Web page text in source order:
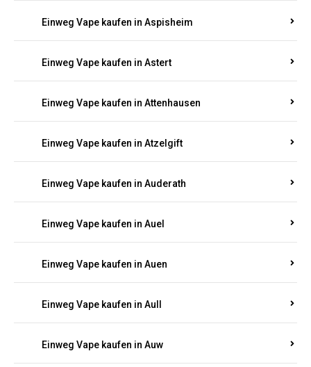
Einweg Vape kaufen in Aspisheim
Einweg Vape kaufen in Astert
Einweg Vape kaufen in Attenhausen
Einweg Vape kaufen in Atzelgift
Einweg Vape kaufen in Auderath
Einweg Vape kaufen in Auel
Einweg Vape kaufen in Auen
Einweg Vape kaufen in Aull
Einweg Vape kaufen in Auw